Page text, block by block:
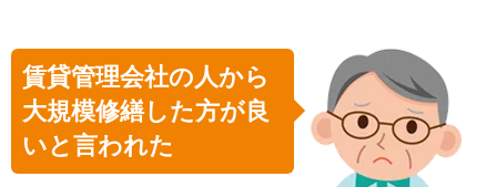
賃貸管理会社の人から
大規模修繕した方が良
いと言われた